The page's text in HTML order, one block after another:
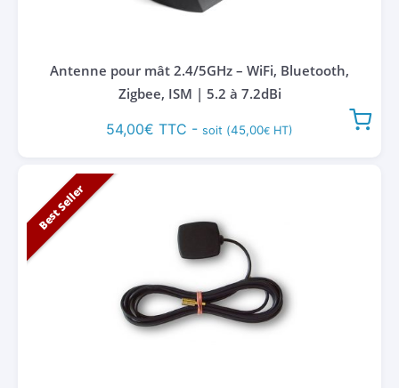
Antenne pour mât 2.4/5GHz – WiFi, Bluetooth,
Zigbee, ISM | 5.2 à 7.2dBi
54,00€ TTC - soit (45,00€ HT)
Best Seller